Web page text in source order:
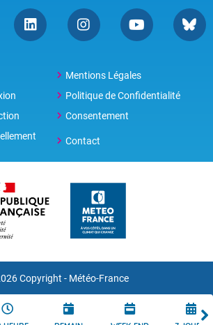
Mentions Légales
Politique de Confidentialité
Consentement
Contact
Copyright - Météo-France